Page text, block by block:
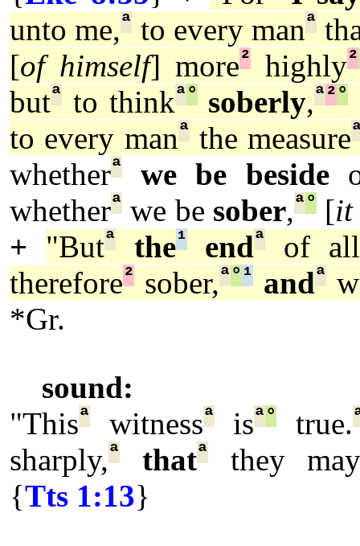
unto me,ª to every manª
[of himself] more² highly²
butª to thinkª° soberly,ª²°
to every manª the measure
whetherª we be beside
whetherª we be sober,ª°[it
+
"Butª the¹endª
of
therefore² sober,ª° ¹ andª
*Gr.
sound:
"Thisª witnessªisª° true.
sharply,ª thatªthey
{Tts 1:13}